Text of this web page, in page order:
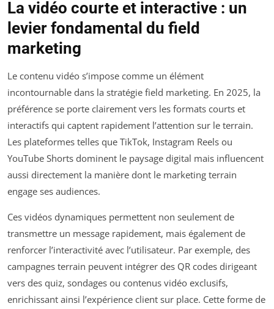
La vidéo courte et interactive : un
levier fondamental du field
marketing
Le contenu vidéo s’impose comme un élément
incontournable dans la stratégie field marketing. En 2025, la
préférence se porte clairement vers les formats courts et
interactifs qui captent rapidement l’attention sur le terrain.
Les plateformes telles que TikTok, Instagram Reels ou
YouTube Shorts dominent le paysage digital mais influencent
aussi directement la manière dont le marketing terrain
engage ses audiences.
Ces vidéos dynamiques permettent non seulement de
transmettre un message rapidement, mais également de
renforcer l’interactivité avec l’utilisateur. Par exemple, des
campagnes terrain peuvent intégrer des QR codes dirigeant
vers des quiz, sondages ou contenus vidéo exclusifs,
enrichissant ainsi l’expérience client sur place. Cette forme de